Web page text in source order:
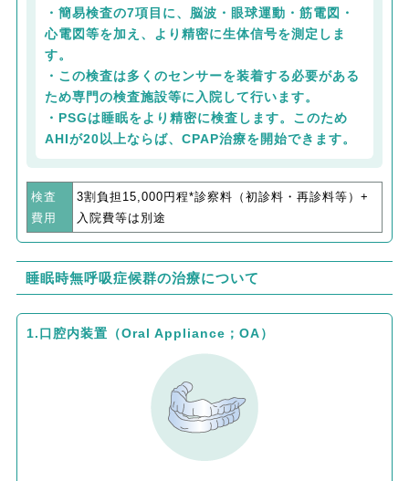
・簡易検査の7項目に、脳波・眼球運動・筋電図・
心電図等を加え、より精密に生体信号を測定しま
す。
・この検査は多くのセンサーを装着する必要がある
ため専門の検査施設等に入院して行います。
・PSGは睡眠をより精密に検査します。このため
AHIが20以上ならば、CPAP治療を開始できます。
検査
費用
3割負担15,000円程*診察料（初診料・再診料等）+
入院費等は別途
睡眠時無呼吸症候群の治療について
1.口腔内装置（Oral Appliance；OA）